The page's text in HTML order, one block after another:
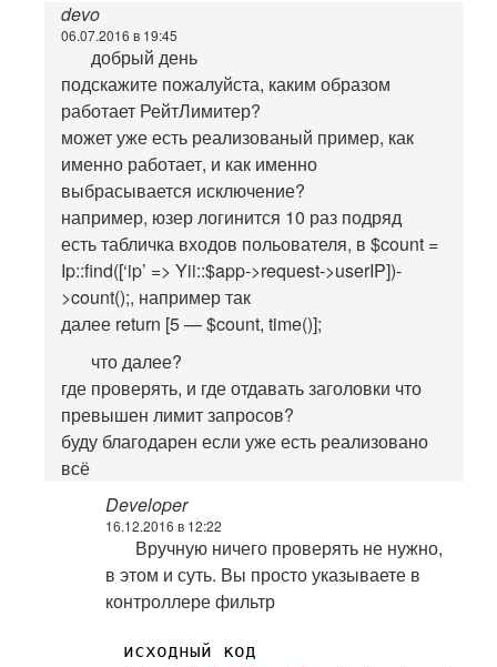
devo
06.07.2016 в 19:45
добрый день
подскажите пожалуйста, каким образом
работает РейтЛимитер?
может уже есть реализованый пример, как
именно работает, и как именно
выбрасывается исключение?
например, юзер логинится 10 раз подряд
есть табличка входов польователя, в $count =
Ip::find([‘ip’ => Yii::$app->request->userIP])-
>count();, например так
далее return [5 — $count, time()];
что далее?
где проверять, и где отдавать заголовки что
превышен лимит запросов?
буду благодарен если уже есть реализовано
всё
Developer
16.12.2016 в 12:22
Вручную ничего проверять не нужно,
в этом и суть. Вы просто указываете в
контроллере фильтр
исходный код